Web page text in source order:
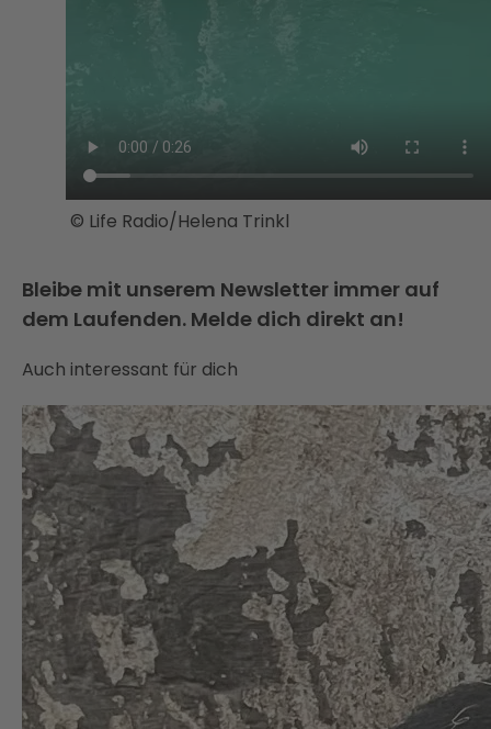
© Life Radio/Helena Trinkl
Bleibe mit unserem Newsletter immer auf
dem Laufenden. Melde dich direkt an!
Auch interessant für dich